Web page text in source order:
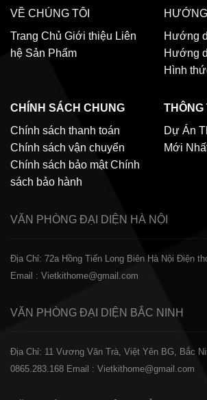
VỀ CHÚNG TÔI
Trang Chủ Giới thiệu Liên
hệ Sản Phẩm
Hướng
Hướng
Hình
CHÍNH SÁCH CHUNG
Chính sách thanh toán
Chính sách vận chuyển
Chính sách bảo mật Chính
sách bảo hành
THÔNG
Dự Án
Mới
VĂN PHÒNG ĐẠI DIỆN HÀ NỘI
Địa Chỉ: 72a Hồng Tiến Long Biên Hà Nội Điện
Email : Vietkithome@gmail.com
VĂN PHÒNG ĐẠI DIỆN BẮC NINH
Địa Chỉ: 11 Vương Văn Trà, Việt Yên BG, Bắc
0865.283.168 Email : Vietkithome@gmail.com